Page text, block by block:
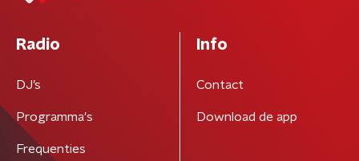
Radio
DJ’s
Programma's
Frequenties
Info
Contact
Download de app